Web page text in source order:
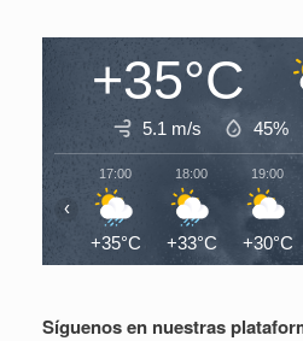
+35°C
5.1 m/s 45%
17:00
+35°C
18:00
+33°C
19:00
+30°C
‹
Síguenos en nuestras